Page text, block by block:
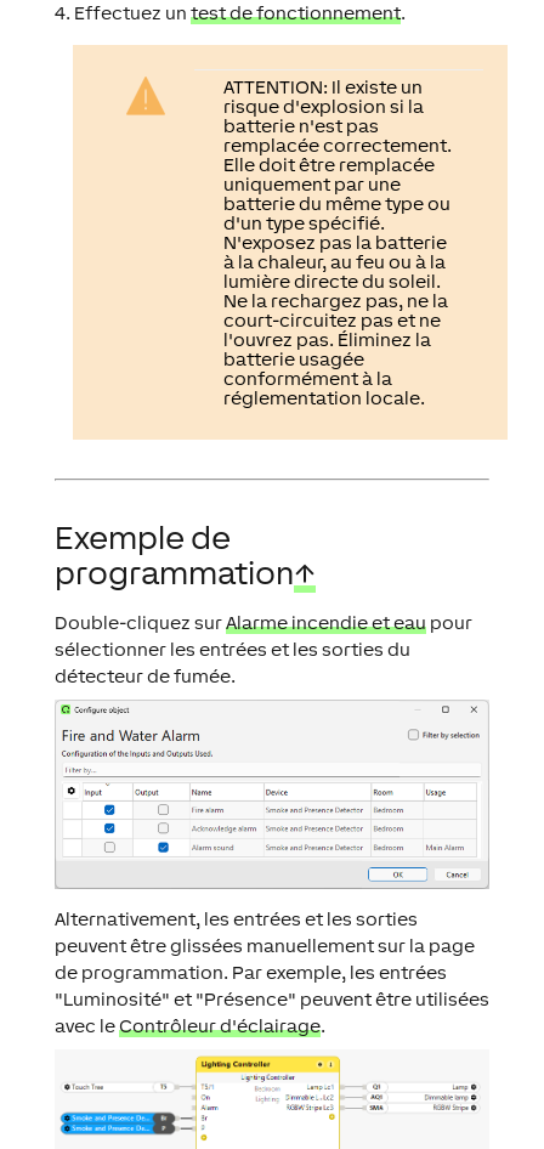
4. Effectuez un test de fonctionnement.
ATTENTION: Il existe un
risque d'explosion si la
batterie n'est pas
remplacée correctement.
Elle doit être remplacée
uniquement par une
batterie du même type ou
d'un type spécifié.
N'exposez pas la batterie
à la chaleur, au feu ou à la
lumière directe du soleil.
Ne la rechargez pas, ne la
court-circuitez pas et ne
l'ouvrez pas. Éliminez la
batterie usagée
conformément à la
réglementation locale.
Exemple de
programmation↑
Double-cliquez surAlarme incendie et eaupour
sélectionner les entrées et les sorties du
détecteur de fumée.
Alternativement, les entrées et les sorties
peuvent être glissées manuellement sur la page
de programmation. Par exemple, les entrées
"Luminosité" et "Présence" peuvent être utilisées
avec leContrôleur d'éclairage.